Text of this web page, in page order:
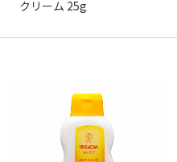
クリーム 25g